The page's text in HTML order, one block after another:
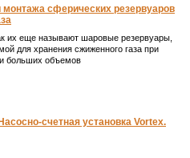
монтажа сферических резервуаров
их еще называют шаровые резервуары,
для хранения сжиженного газа при
больших объемов
счетная установка Vortex.